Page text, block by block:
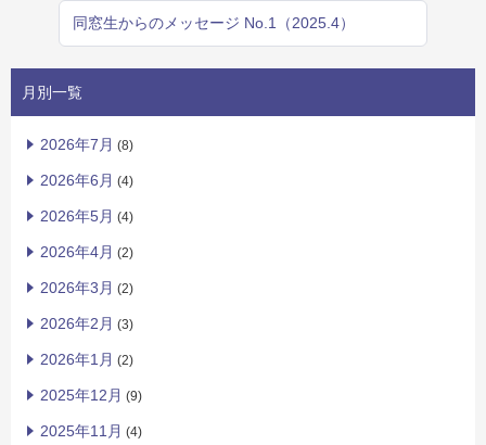
同窓生からのメッセージ No.1（2025.4）
月別一覧
2026年7月 (8)
2026年6月 (4)
2026年5月 (4)
2026年4月 (2)
2026年3月 (2)
2026年2月 (3)
2026年1月 (2)
2025年12月 (9)
2025年11月 (4)